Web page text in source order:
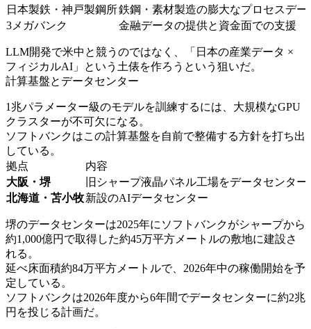
日本製鉄・神戸製鋼所鉄鋼・素材製造の膨大なプロセスデー
3メガバンク
金融データの提供と資金面での支援
LLM開発で米中と競うのではなく、「日本の産業データ ×
フィジカルAI」という土俵を作ろうという狙いだ。
計算基盤とデータセンター
1兆パラメーター級のモデルを訓練するには、大規模なGPU
クラスターが不可欠になる。
ソフトバンクはこの計算基盤を自前で整備する方針を打ち出
している。
拠点
内容
大阪・堺
旧シャープ液晶パネル工場をデータセンター
北海道・苫小牧新設のAIデータセンター
堺のデータセンターは2025年にソフトバンクがシャープから
約1,000億円で取得した約45万平方メートルの敷地に建設さ
れる。
延べ床面積約84万平方メートルで、2026年中の稼働開始を予
定している。
ソフトバンクは2026年度から6年間でデータセンターに約2兆
円を投じる計画だ。